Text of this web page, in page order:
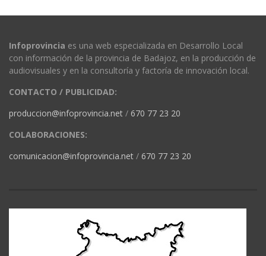
Infoprovincia es una web especializada en Desarrollo Local
con información de la provincia de Badajoz, en la producción de
audiovisuales y en la consultoría y factoría de innovación local.
CONTACTO / PUBLICIDAD:
produccion@infoprovincia.net / 670 77 23 20
COLABORACIONES:
comunicacion@infoprovincia.net / 670 77 23 20